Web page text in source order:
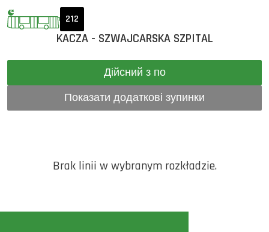
212
KACZA - SZWAJCARSKA SZPITAL
Дійсний з по
Показати додаткові зупинки
Brak linii w wybranym rozkładzie.